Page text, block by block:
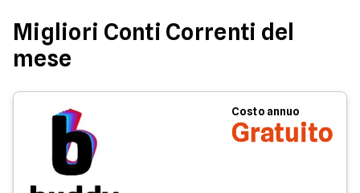
Migliori Conti Correnti del
mese
Costo annuo
Gratuito